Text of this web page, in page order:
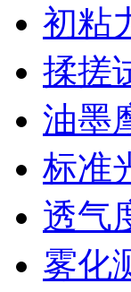
初粘
揉搓
油墨
标准
透气
雾化